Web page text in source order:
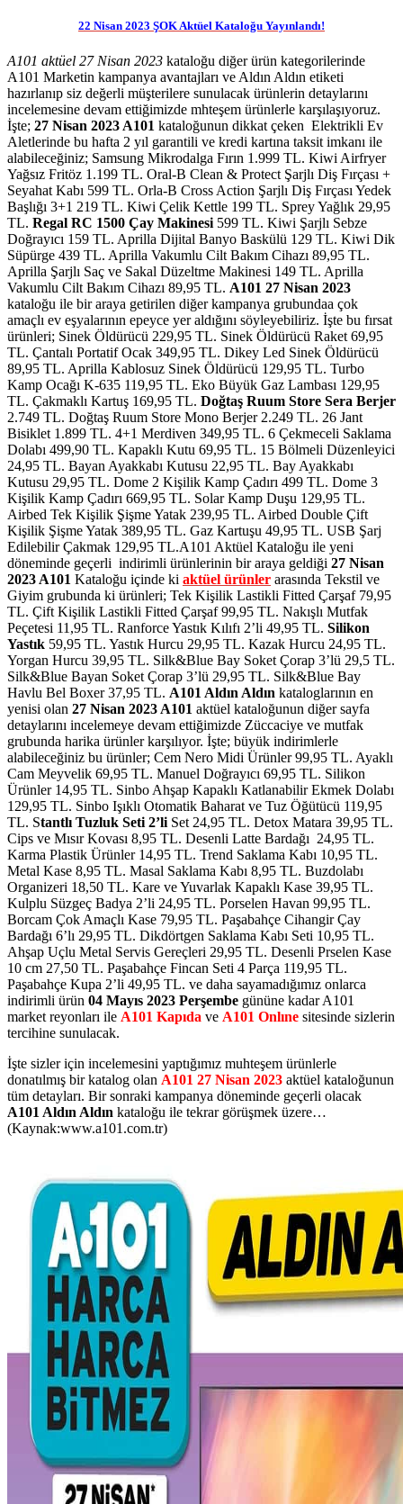
22 Nisan 2023 ŞOK Aktüel Kataloğu Yayınlandı!
A101 aktüel 27 Nisan 2023 kataloğu diğer ürün kategorilerinde
A101 Marketin kampanya avantajları ve Aldın Aldın etiketi
hazırlanıp siz değerli müşterilere sunulacak ürünlerin detaylarını
incelemesine devam ettiğimizde mhteşem ürünlerle karşılaşıyoruz.
İşte; 27 Nisan 2023 A101 kataloğunun dikkat çeken Elektrikli Ev
Aletlerinde bu hafta 2 yıl garantili ve kredi kartına taksit imkanı ile
alabileceğiniz; Samsung Mikrodalga Fırın 1.999 TL. Kiwi Airfryer
Yağsız Fritöz 1.199 TL. Oral-B Clean & Protect Şarjlı Diş Fırçası +
Seyahat Kabı 599 TL. Orla-B Cross Action Şarjlı Diş Fırçası Yedek
Başlığı 3+1 219 TL. Kiwi Çelik Kettle 199 TL. Sprey Yağlık 29,95
TL. Regal RC 1500 Çay Makinesi599 TL. Kiwi Şarjlı Sebze
Doğrayıcı 159 TL. Aprilla Dijital Banyo Baskülü 129 TL. Kiwi Dik
Süpürge 439 TL. Aprilla Vakumlu Cilt Bakım Cihazı 89,95 TL.
Aprilla Şarjlı Saç ve Sakal Düzeltme Makinesi 149 TL. Aprilla
Vakumlu Cilt Bakım Cihazı 89,95 TL. A101 27 Nisan 2023
kataloğu ile bir araya getirilen diğer kampanya grubundaa çok
amaçlı ev eşyalarının epeyce yer aldığını söyleyebiliriz. İşte bu fırsat
ürünleri; Sinek Öldürücü 229,95 TL. Sinek Öldürücü Raket 69,95
TL. Çantalı Portatif Ocak 349,95 TL. Dikey Led Sinek Öldürücü
89,95 TL. Aprilla Kablosuz Sinek Öldürücü 129,95 TL. Turbo
Kamp Ocağı K-635 119,95 TL. Eko Büyük Gaz Lambası 129,95
TL. Çakmaklı Kartuş 169,95 TL. Doğtaş Ruum Store Sera Berjer
2.749 TL. Doğtaş Ruum Store Mono Berjer 2.249 TL. 26 Jant
Bisiklet 1.899 TL. 4+1 Merdiven 349,95 TL. 6 Çekmeceli Saklama
Dolabı 499,90 TL. Kapaklı Kutu 69,95 TL. 15 Bölmeli Düzenleyici
24,95 TL. Bayan Ayakkabı Kutusu 22,95 TL. Bay Ayakkabı
Kutusu 29,95 TL. Dome 2 Kişilik Kamp Çadırı 499 TL. Dome 3
Kişilik Kamp Çadırı 669,95 TL. Solar Kamp Duşu 129,95 TL.
Airbed Tek Kişilik Şişme Yatak 239,95 TL. Airbed Double Çift
Kişilik Şişme Yatak 389,95 TL. Gaz Kartuşu 49,95 TL. USB Şarj
Edilebilir Çakmak 129,95 TL.A101 Aktüel Kataloğu ile yeni
döneminde geçerli indirimli ürünlerinin bir araya geldiği 27 Nisan
2023 A101 Kataloğu içinde ki aktüel ürünler arasında Tekstil ve
Giyim grubunda ki ürünleri; Tek Kişilik Lastikli Fitted Çarşaf 79,95
TL. Çift Kişilik Lastikli Fitted Çarşaf 99,95 TL. Nakışlı Mutfak
Peçetesi 11,95 TL. Ranforce Yastık Kılıfı 2’li 49,95 TL. Silikon
Yastık 59,95 TL. Yastık Hurcu 29,95 TL. Kazak Hurcu 24,95 TL.
Yorgan Hurcu 39,95 TL. Silk&Blue Bay Soket Çorap 3’lü 29,5 TL.
Silk&Blue Bayan Soket Çorap 3’lü 29,95 TL. Silk&Blue Bay
Havlu Bel Boxer 37,95 TL. A101 Aldın Aldın kataloglarının en
yenisi olan 27 Nisan 2023 A101 aktüel kataloğunun diğer sayfa
detaylarını incelemeye devam ettiğimizde Züccaciye ve mutfak
grubunda harika ürünler karşılıyor. İşte; büyük indirimlerle
alabileceğiniz bu ürünler; Cem Nero Midi Ürünler 99,95 TL. Ayaklı
Cam Meyvelik 69,95 TL. Manuel Doğrayıcı 69,95 TL. Silikon
Ürünler 14,95 TL. Sinbo Ahşap Kapaklı Katlanabilir Ekmek Dolabı
129,95 TL. Sinbo Işıklı Otomatik Baharat ve Tuz Öğütücü 119,95
TL. Stantlı Tuzluk Seti 2’liSet 24,95 TL. Detox Matara 39,95 TL.
Cips ve Mısır Kovası 8,95 TL. Desenli Latte Bardağı 24,95 TL.
Karma Plastik Ürünler 14,95 TL. Trend Saklama Kabı 10,95 TL.
Metal Kase 8,95 TL. Masal Saklama Kabı 8,95 TL. Buzdolabı
Organizeri 18,50 TL. Kare ve Yuvarlak Kapaklı Kase 39,95 TL.
Kulplu Süzgeç Badya 2’li 24,95 TL. Porselen Havan 99,95 TL.
Borcam Çok Amaçlı Kase 79,95 TL. Paşabahçe Cihangir Çay
Bardağı 6’lı 29,95 TL. Dikdörtgen Saklama Kabı Seti 10,95 TL.
Ahşap Uçlu Metal Servis Gereçleri 29,95 TL. Desenli Prselen Kase
10 cm 27,50 TL. Paşabahçe Fincan Seti 4 Parça 119,95 TL.
Paşabahçe Kupa 2’li 49,95 TL. ve daha sayamadığımız onlarca
indirimli ürün 04 Mayıs 2023 Perşembe gününe kadar A101
market reyonları ile A101 Kapıda ve A101 Onlıne sitesinde sizlerin
tercihine sunulacak.
İşte sizler için incelemesini yaptığımız muhteşem ürünlerle
donatılmış bir katalog olan A101 27 Nisan 2023 aktüel kataloğunun
tüm detayları. Bir sonraki kampanya döneminde geçerli olacak
A101 Aldın Aldın kataloğu ile tekrar görüşmek üzere…
(Kaynak:www.a101.com.tr)